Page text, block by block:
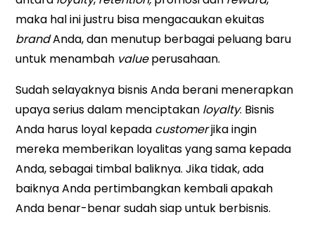
maka hal ini justru bisa mengacaukan ekuitas
brandAnda, dan menutup berbagai peluang baru
untuk menambah valueperusahaan.
Sudah selayaknya bisnis Anda berani menerapkan
upaya serius dalam menciptakan loyalty. Bisnis
Anda harus loyal kepada customerjika ingin
mereka memberikan loyalitas yang sama kepada
Anda, sebagai timbal baliknya. Jika tidak, ada
baiknya Anda pertimbangkan kembali apakah
Anda benar-benar sudah siap untuk berbisnis.